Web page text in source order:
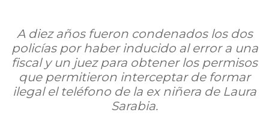
A diez años fueron condenados los dos
policías por haber inducido al error a una
fiscal y un juez para obtener los permisos
que permitieron interceptar de formar
ilegal el teléfono de la ex niñera de Laura
Sarabia.